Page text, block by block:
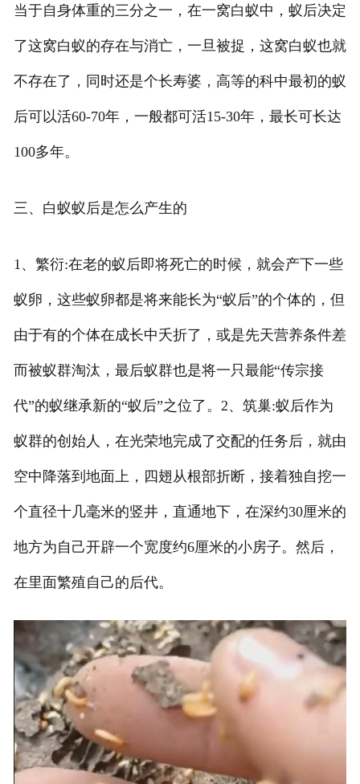
当于自身体重的三分之一，在一窝白蚁中，蚁后决定
了这窝白蚁的存在与消亡，一旦被捉，这窝白蚁也就
不存在了，同时还是个长寿婆，高等的科中最初的蚁
后可以活60-70年，一般都可活15-30年，最长可长达
100多年。
三、白蚁蚁后是怎么产生的
1、繁衍:在老的蚁后即将死亡的时候，就会产下一些
蚁卵，这些蚁卵都是将来能长为“蚁后”的个体的，但
由于有的个体在成长中夭折了，或是先天营养条件差
而被蚁群淘汰，最后蚁群也是将一只最能“传宗接
代”的蚁继承新的“蚁后”之位了。2、筑巢:蚁后作为
蚁群的创始人，在光荣地完成了交配的任务后，就由
空中降落到地面上，四翅从根部折断，接着独自挖一
个直径十几毫米的竖井，直通地下，在深约30厘米的
地方为自己开辟一个宽度约6厘米的小房子。然后，
在里面繁殖自己的后代。